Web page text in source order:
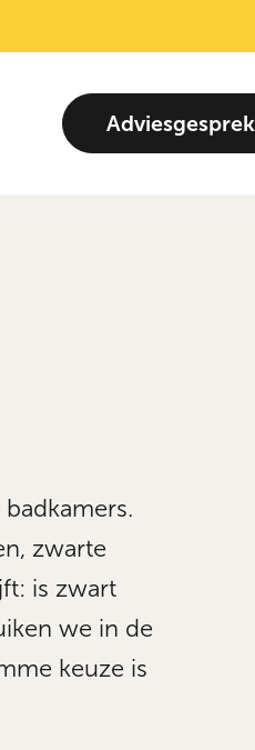
Adviesgesprek
zwarte
is zwart
we in de
keuze is